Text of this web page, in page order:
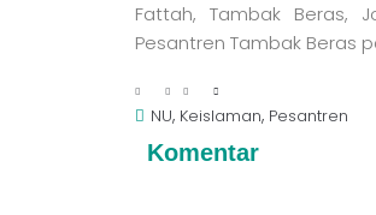
Fattah, Tambak Beras,
Pesantren Tambak Beras
NU, Keislaman, Pesantren
Komentar